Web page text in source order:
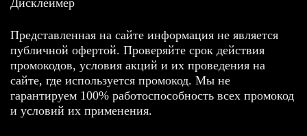
Дисклеймер
Представленная на сайте информация не является
публичной офертой. Проверяйте срок действия
промокодов, условия акций и их проведения на
сайте, где используется промокод. Мы не
гарантируем 100% работоспособность всех промокод
и условий их применения.